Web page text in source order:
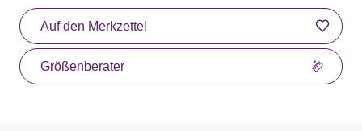
Auf den Merkzettel
Größenberater